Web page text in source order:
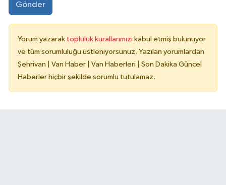
Gönder
Yorum yazarak topluluk kurallarımızı kabul etmiş bulunuyor
ve tüm sorumluluğu üstleniyorsunuz. Yazılan yorumlardan
Şehrivan | Van Haber | Van Haberleri | Son Dakika Güncel
Haberler hiçbir şekilde sorumlu tutulamaz.